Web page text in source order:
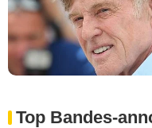
Top Bandes-